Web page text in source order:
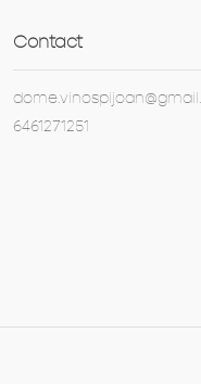
Contact
6461271251